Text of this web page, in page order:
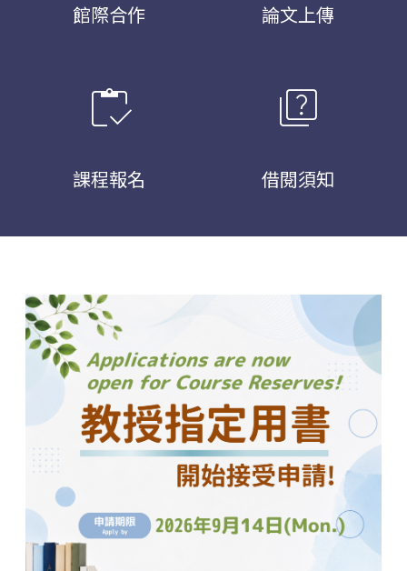
館際合作 論文上傳
inventory
課程報名
quiz
借閱須知